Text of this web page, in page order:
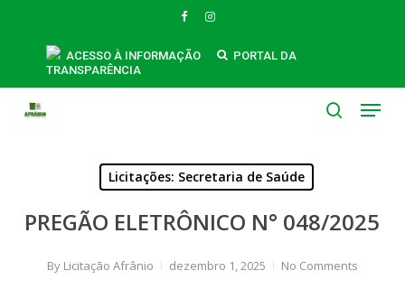
FACEBOOKINSTAGRAM
ACESSO À INFORMAÇÃO
PORTAL DA
TRANSPARÊNCIA
Menu
Licitações: Secretaria de Saúde
PREGÃO ELETRÔNICO N° 048/2025
By Licitação Afrânio dezembro 1, 2025 No Comments